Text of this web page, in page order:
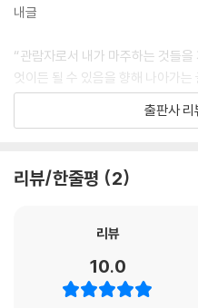
내글
“관람자로서 내가 마주하는 것들
엇이든 될 수 있음을 향해 나아가
입구가 출구를 겸할 수 있다는 점
이라는 지점을 향해 움직이는 것
려진 말과 글을 재료 삼아 만들어
그밖에 잠과 꿈과 창문과 유리와
주요하게 등장하고 재료로 다루어
출판사 리
리뷰/한줄평 2
리뷰
10.0